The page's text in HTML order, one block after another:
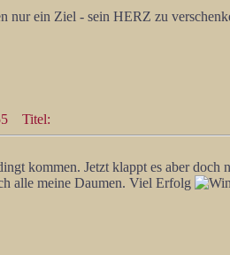
nur ein Ziel - sein HERZ zu
Titel:
kommen. Jetzt klappt es aber doch
alle meine Daumen. Viel Erfolg